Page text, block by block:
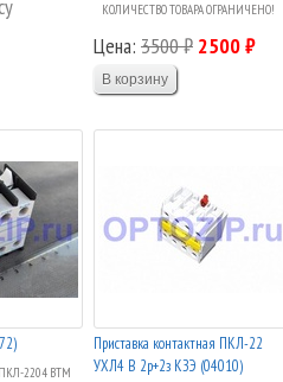
КОЛИЧЕСТВО ТОВАРА ОГРАНИЧЕНО!
Цена: 3500 ₽ 2500 ₽
ПКЛ-2204 ВТМ
Приставка контактная ПКЛ-22
УХЛ4 В 2р+2з КЗЭ (04010)